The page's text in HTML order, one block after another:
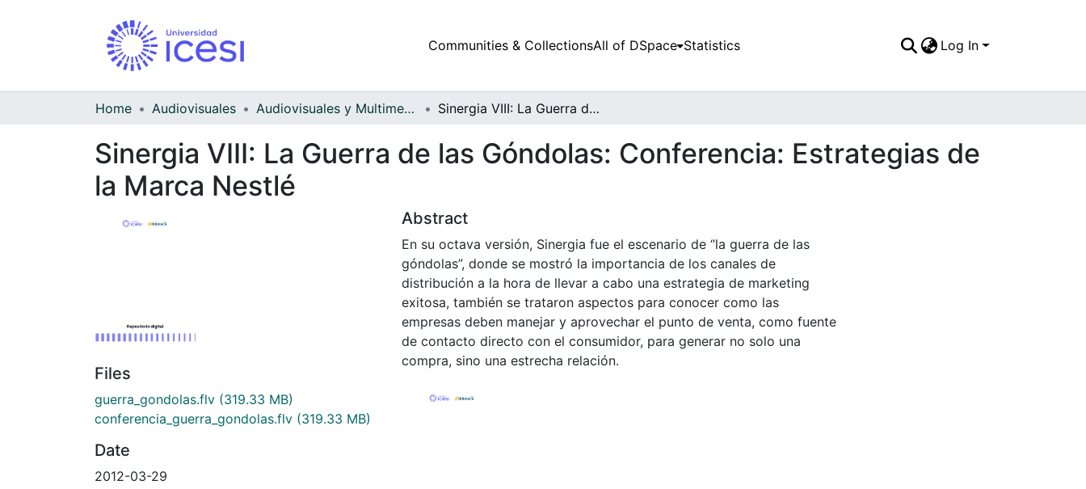
Communities & CollectionsAll of DSpace Statistics Log In
Home Audiovisuales Audiovisuales y Multimedia Sinergia VIII: La Guerra de las Góndolas: Conferencia: Estrategias de la Marca Nestlé
Sinergia VIII: La Guerra de las Góndolas: Conferencia: Estrategias de
la Marca Nestlé
Files
guerra_gondolas.flv (319.33 MB)
conferencia_guerra_gondolas.flv (319.33 MB)
Date
2012-03-29
Abstract
En su octava versión, Sinergia fue el escenario de “la guerra de las
góndolas”, donde se mostró la importancia de los canales de
distribución a la hora de llevar a cabo una estrategia de marketing
exitosa, también se trataron aspectos para conocer como las
empresas deben manejar y aprovechar el punto de venta, como fuente
de contacto directo con el consumidor, para generar no solo una
compra, sino una estrecha relación.